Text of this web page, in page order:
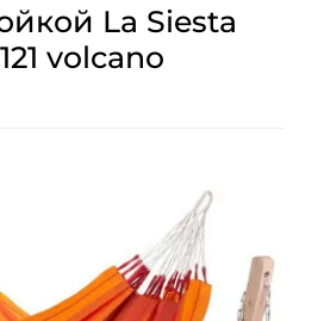
La Siesta
volcano